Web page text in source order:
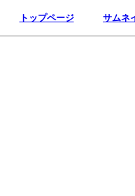
トップページ サムネ